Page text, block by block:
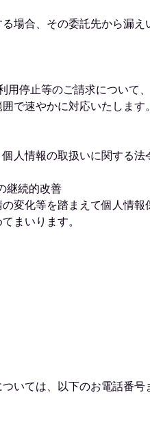
場合、その委託先から漏
用停止等のご請求について
で速やかに対応いたします。
人情報の取扱いに関する
継続的改善
変化等を踏まえて個人情
まいります。
いては、以下のお電話番号